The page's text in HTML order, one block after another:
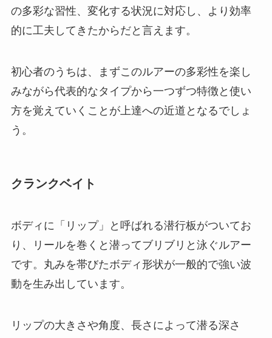
の多彩な習性、変化する状況に対応し、より効率
的に工夫してきたからだと言えます。
初心者のうちは、まずこのルアーの多彩性を楽し
みながら代表的なタイプから一つずつ特徴と使い
方を覚えていくことが上達への近道となるでしょ
う。
クランクベイト
ボディに「リップ」と呼ばれる潜行板がついてお
り、リールを巻くと潜ってブリブリと泳ぐルアー
です。丸みを帯びたボディ形状が一般的で強い波
動を生み出しています。
リップの大きさや角度、長さによって潜る深さ